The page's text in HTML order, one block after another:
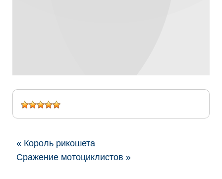
« Король рикошета
Сражение мотоциклистов »